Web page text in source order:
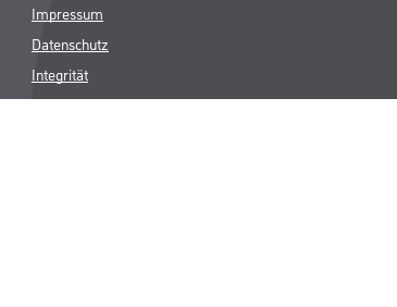
Impressum
Datenschutz
Integrität
Kontakt